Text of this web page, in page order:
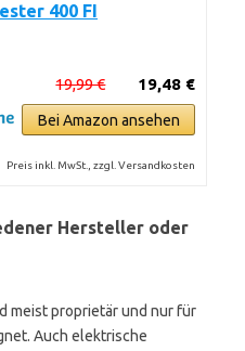
400 FI
19,48 €
19,99 €
Bei Amazon ansehen
Preis inkl. MwSt., zzgl. Versandkosten
Hersteller oder
meist proprietär und nur für
Auch elektrische